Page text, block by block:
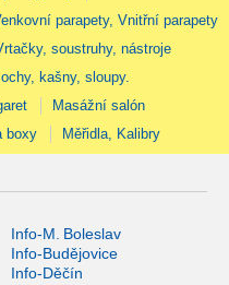
parapety, Vnitřní parapety
soustruhy, nástroje
kašny, sloupy.
Masážní salón
boxy
Měřidla, Kalibry
Info-M. Boleslav
Info-Budějovice
Info-Děčín